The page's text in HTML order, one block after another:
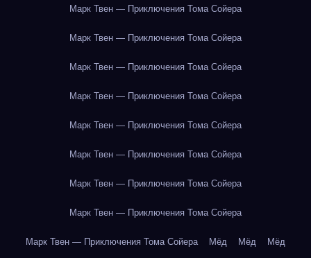
Марк Твен — Приключения Тома Сойера
Марк Твен — Приключения Тома Сойера
Марк Твен — Приключения Тома Сойера
Марк Твен — Приключения Тома Сойера
Марк Твен — Приключения Тома Сойера
Марк Твен — Приключения Тома Сойера
Марк Твен — Приключения Тома Сойера
Марк Твен — Приключения Тома Сойера
Марк Твен — Приключения Тома Сойера Мёд Мёд Мёд